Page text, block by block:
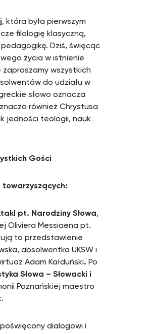
, która była pierwszym
filologię klasyczną,
Dziś, święcąc
życia w istnienie
zapraszamy wszystkich
do udziału w
słowo oznacza
również Chrystusa
jedności teologii, nauk
Gości
towarzyszących:
pt. Narodziny Słowa,
Oliviera Messiaena pt.
to przedstawienie
absolwentka UKSW i
Adam Kałduński. Po
Słowa – Słowacki i
Poznańskiej maestro
poświęcony dialogowi i